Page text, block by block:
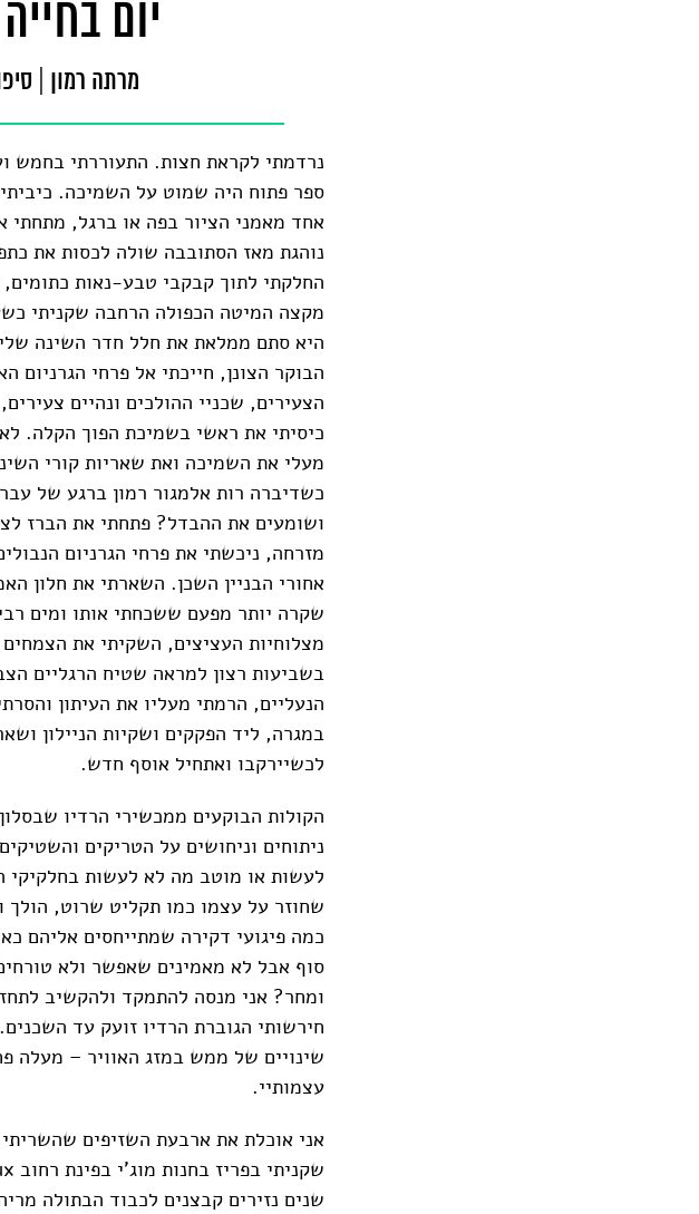
יום
מרתה רמון
נרדמתי לקראת חצות. התעוררתי בחמש
ספר פתוח היה שמוט על השמיכה.
אחד מאמני הציור בפה או ברגל, מתחתי
נוהגת מאז הסתובבה שולה לכסות את
החלקתי לתוך קבקבי טבע-נאות
מקצה המיטה הכפולה הרחבה שקניתי
היא סתם ממלאת את חלל חדר השינה שלי,
הבוקר הצונן, חייכתי אל פרחי הגרניום
הצעירים, שכניי ההולכים ונהיים
כיסיתי את ראשי בשמיכת הפוך הקלה.
מעלי את השמיכה ואת שאריות קורי
כשדיברה רות אלמגור רמון ברגע של
ושומעים את ההבדל? פתחתי את הברז
מזרחה, ניכשתי את פרחי הגרניום
אחורי הבניין השכן. השארתי את חלון
שקרה יותר מפעם ששכחתי אותו ומים
מצלוחיות העציצים, השקיתי את
בשביעות רצון למראה שטיח הרגליים
הנעליים, הרמתי מעליו את העיתון
במגרה, ליד הפקקים ושקיות הניילון
לכשיירקבו ואתחיל אוסף חדש.
הקולות הבוקעים ממכשירי הרדיו
ניתוחים וניחושים על הטריקים
לעשות או מוטב מה לא לעשות בחלקיקי
שחוזר על עצמו כמו תקליט שרוט,
כמה פיגועי דקירה שמתייחסים אליהם
סוף אבל לא מאמינים שאפשר ולא
ומחר? אני מנסה להתמקד ולהקשיב
חירשותי הגוברת הרדיו זועק עד
שינויים של ממש במזג האוויר –
עצמותיי.
אני אוכלת את ארבעת השזיפים